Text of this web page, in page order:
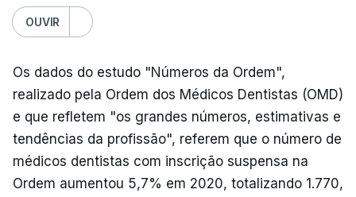
OUVIR
Os dados do estudo "Números da Ordem",
realizado pela Ordem dos Médicos Dentistas (OMD)
e que refletem "os grandes números, estimativas e
tendências da profissão", referem que o número de
médicos dentistas com inscrição suspensa na
Ordem aumentou 5,7% em 2020, totalizando 1.770,